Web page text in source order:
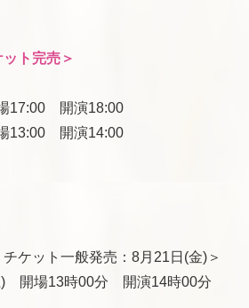
ット完売＞
17:00 開演18:00
13:00 開演14:00
チケット一般発売：8月21日(金)＞
) 開場13時00分 開演14時00分